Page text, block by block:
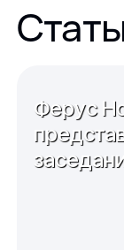
Ферус